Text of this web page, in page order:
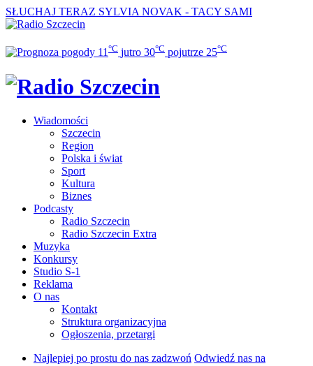
SŁUCHAJ TERAZ SYLVIA NOVAK - TACY SAMI
11 °C jutro 30°C pojutrze 25°C
Wiadomości
Szczecin
Region
Polska i świat
Sport
Kultura
Biznes
Podcasty
Radio Szczecin
Radio Szczecin Extra
Muzyka
Konkursy
Studio S-1
Reklama
O nas
Kontakt
Struktura organizacyjna
Ogłoszenia, przetargi
Najlepiej po prostu do nas zadzwoń Odwiedź nas na